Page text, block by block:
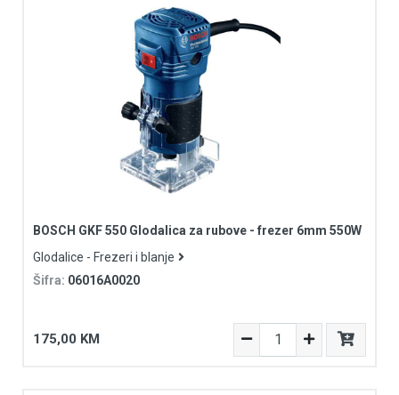
BOSCH GKF 550 Glodalica za rubove - frezer 6mm 550W
Glodalice - Frezeri i blanje
Šifra: 06016A0020
175,00 KM